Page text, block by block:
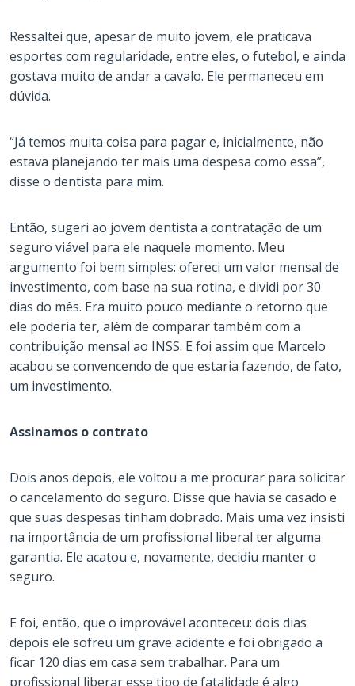
Ressaltei que, apesar de muito jovem, ele praticava
esportes com regularidade, entre eles, o futebol, e ainda
gostava muito de andar a cavalo. Ele permaneceu em
dúvida.
“Já temos muita coisa para pagar e, inicialmente, não
estava planejando ter mais uma despesa como essa”,
disse o dentista para mim.
Então, sugeri ao jovem dentista a contratação de um
seguro viável para ele naquele momento. Meu
argumento foi bem simples: ofereci um valor mensal de
investimento, com base na sua rotina, e dividi por 30
dias do mês. Era muito pouco mediante o retorno que
ele poderia ter, além de comparar também com a
contribuição mensal ao INSS. E foi assim que Marcelo
acabou se convencendo de que estaria fazendo, de fato,
um investimento.
Assinamos o contrato
Dois anos depois, ele voltou a me procurar para solicitar
o cancelamento do seguro. Disse que havia se casado e
que suas despesas tinham dobrado. Mais uma vez insisti
na importância de um profissional liberal ter alguma
garantia. Ele acatou e, novamente, decidiu manter o
seguro.
E foi, então, que o improvável aconteceu: dois dias
depois ele sofreu um grave acidente e foi obrigado a
ficar 120 dias em casa sem trabalhar. Para um
profissional liberar esse tipo de fatalidade é algo